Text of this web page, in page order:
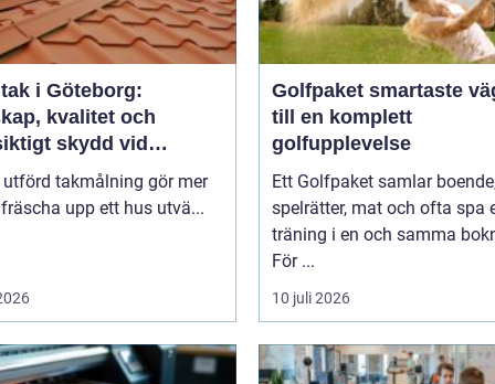
i Göteborg:
kvalitet och
skydd vid
i Göteborg
utförd takmålning gör mer
upp ett hus utvä...
Golfpaket smartaste vägen
till en komplett
golfupplevelse
Ett Golfpaket samlar
spelrätter, mat och ofta spa
träning i en och samma
För ...
10 juli 2026